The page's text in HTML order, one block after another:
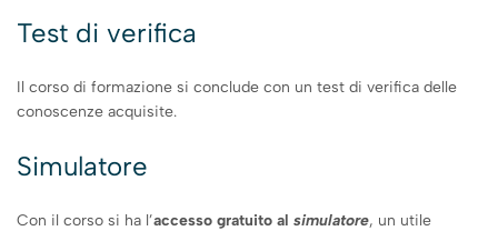
Test di verifica
Il corso di formazione si conclude con un test di verifica delle
conoscenze acquisite.
Simulatore
Con il corso si ha l’accesso gratuito al simulatore, un utile